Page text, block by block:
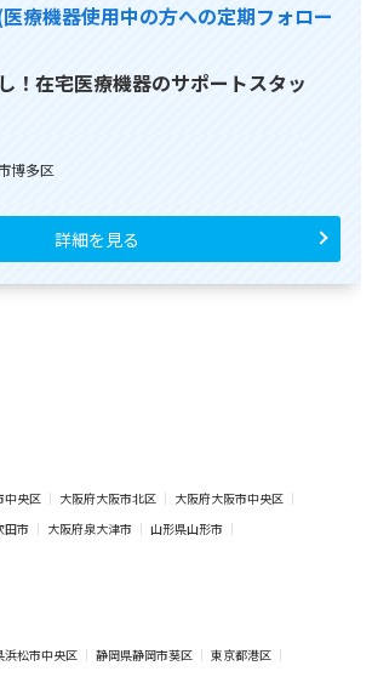
療機器使用中の方への定期フォロー
！在宅医療機器のサポートスタッ
博多区
詳細を見る
中央区 大阪府大阪市北区
大阪府大阪市中央区
田市 大阪府泉大津市
山形県山形市
浜松市中央区 静岡県静岡市葵区
東京都港区